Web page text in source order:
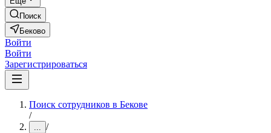
Поиск
Беково
Войти
Войти
Зарегистрироваться
Поиск сотрудников в Бекове
/
... /